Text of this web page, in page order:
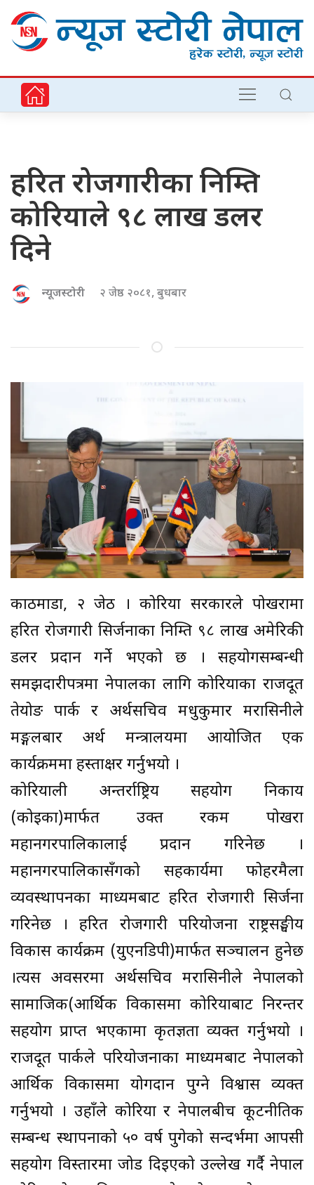
हरित रोजगारीका निम्ति
कोरियाले ९८ लाख डलर
दिने
न्यूजस्टोरी २ जेष्ठ २०८१, बुधबार
काठमाडौं, २ जेठ । कोरिया सरकारले पोखरामा
हरित रोजगारी सिर्जनाका निम्ति ९८ लाख अमेरिकी
डलर प्रदान गर्ने भएको छ । सहयोगसम्बन्धी
समझदारीपत्रमा नेपालका लागि कोरियाका राजदूत
तेयोङ पार्क र अर्थसचिव मधुकुमार मरासिनीले
मङ्गलबार अर्थ मन्त्रालयमा आयोजित एक
कार्यक्रममा हस्ताक्षर गर्नुभयो ।
कोरियाली अन्तर्राष्ट्रिय सहयोग निकाय
(कोइका)मार्फत उक्त रकम पोखरा
महानगरपालिकालाई प्रदान गरिनेछ ।
महानगरपालिकासँगको सहकार्यमा फोहरमैला
व्यवस्थापनका माध्यमबाट हरित रोजगारी सिर्जना
गरिनेछ । हरित रोजगारी परियोजना राष्ट्रसङ्घीय
विकास कार्यक्रम (युएनडिपी)मार्फत सञ्चालन हुनेछ
।त्यस अवसरमा अर्थसचिव मरासिनीले नेपालको
सामाजिक(आर्थिक विकासमा कोरियाबाट निरन्तर
सहयोग प्राप्त भएकामा कृतज्ञता व्यक्त गर्नुभयो ।
राजदूत पार्कले परियोजनाका माध्यमबाट नेपालको
आर्थिक विकासमा योगदान पुग्ने विश्वास व्यक्त
गर्नुभयो । उहाँले कोरिया र नेपालबीच कूटनीतिक
सम्बन्ध स्थापनाको ५० वर्ष पुगेको सन्दर्भमा आपसी
सहयोग विस्तारमा जोड दिइएको उल्लेख गर्दै नेपाल